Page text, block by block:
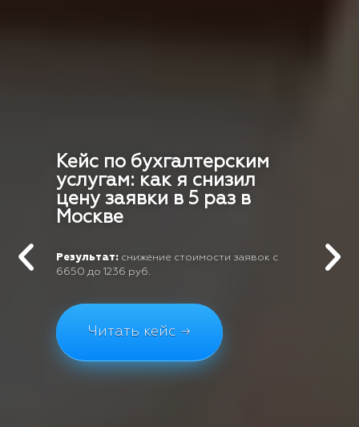
Кейс по бухгалтерским
услугам: как я снизил
цену заявки в 5 раз в
Москве
Результат: снижение стоимости заявок с
6650 до 1236 руб.
Читать кейс →